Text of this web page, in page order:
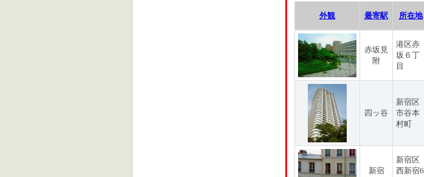
外観 最寄駅 所在地
赤坂見
附
港区赤
坂６丁
目
四ッ谷
新宿区
市谷本
村町
新宿
新宿区
西新宿6